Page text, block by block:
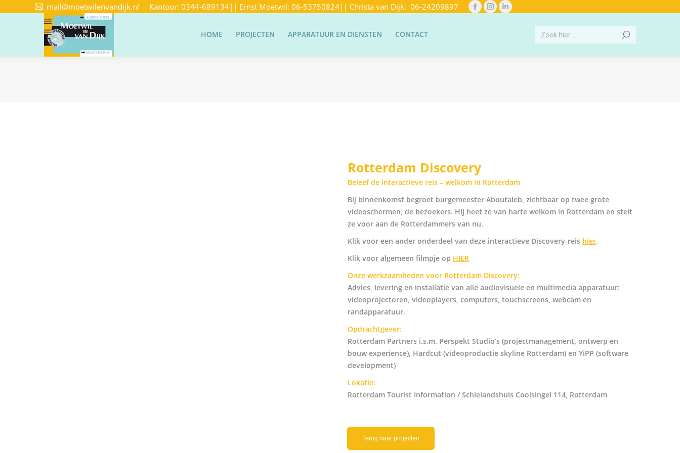
mail@moetwilenvandijk.nl Kantoor:0344-689134|| Ernst Moetwil:06-53750824|| Christa van Dijk:06-24209897
Facebook
Instagram
Linkedin
HOME PROJECTEN APPARATUUR EN DIENSTEN CONTACT Search:
Rotterdam Discovery
Beleef de interactieve reis – welkom in Rotterdam
Bij binnenkomst begroet burgemeester Aboutaleb, zichtbaar op twee grote
videoschermen, de bezoekers. Hij heet ze van harte welkom in Rotterdam en stelt
ze voor aan de Rotterdammers van nu.
Klik voor een ander onderdeel van deze interactieve Discovery-reis hier.
Klik voor algemeen filmpje op HIER
Onze werkzaamheden voor Rotterdam Discovery:
Advies, levering en installatie van alle audiovisuele en multimedia apparatuur:
videoprojectoren, videoplayers, computers, touchscreens, webcam en
randapparatuur.
Opdrachtgever:
Rotterdam Partners i.s.m. Perspekt Studio’s (projectmanagement, ontwerp en
bouw experience), Hardcut (videoproductie skyline Rotterdam) en YiPP (software
development)
Lokatie:
Rotterdam Tourist Information / Schielandshuis Coolsingel 114, Rotterdam
Terug naar projecten